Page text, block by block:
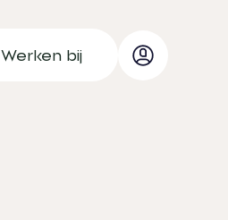
Werken bij